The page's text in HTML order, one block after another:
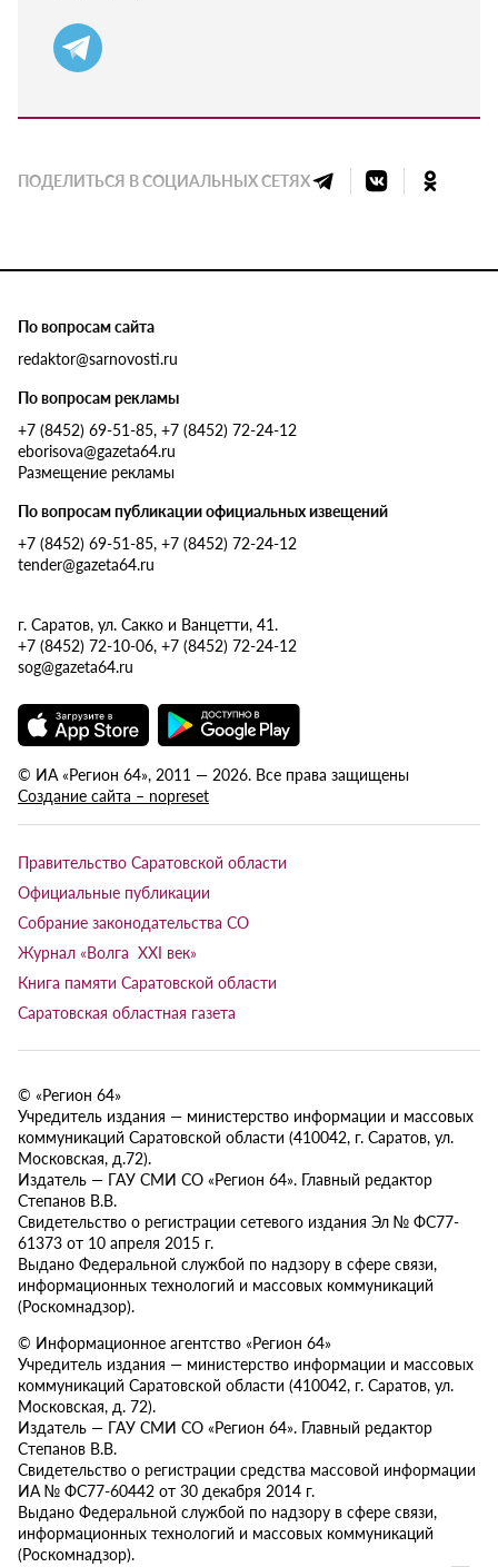
ПОДЕЛИТЬСЯ В СОЦИАЛЬНЫХ СЕТЯХ
По вопросам сайта
redaktor@sarnovosti.ru
По вопросам рекламы
+7 (8452) 69-51-85, +7 (8452) 72-24-12
eborisova@gazeta64.ru
Размещение рекламы
По вопросам публикации официальных извещений
+7 (8452) 69-51-85, +7 (8452) 72-24-12
tender@gazeta64.ru
г. Саратов, ул. Сакко и Ванцетти, 41.
+7 (8452) 72-10-06, +7 (8452) 72-24-12
sog@gazeta64.ru
© ИА «Регион 64», 2011 — 2026. Все права защищены
Создание сайта – nopreset
Правительство Саратовской области
Официальные публикации
Собрание законодательства СО
Журнал «Волга XXI век»
Книга памяти Саратовской области
Саратовская областная газета
© «Регион 64»
Учредитель издания — министерство информации и массовых
коммуникаций Саратовской области (410042, г. Саратов, ул.
Московская, д.72).
Издатель — ГАУ СМИ СО «Регион 64». Главный редактор
Степанов В.В.
Свидетельство о регистрации сетевого издания Эл № ФС77-
61373 от 10 апреля 2015 г.
Выдано Федеральной службой по надзору в сфере связи,
информационных технологий и массовых коммуникаций
(Роскомнадзор).
© Информационное агентство «Регион 64»
Учредитель издания — министерство информации и массовых
коммуникаций Саратовской области (410042, г. Саратов, ул.
Московская, д. 72).
Издатель — ГАУ СМИ СО «Регион 64». Главный редактор
Степанов В.В.
Свидетельство о регистрации средства массовой информации
ИА № ФС77-60442 от 30 декабря 2014 г.
Выдано Федеральной службой по надзору в сфере связи,
информационных технологий и массовых коммуникаций
(Роскомнадзор).